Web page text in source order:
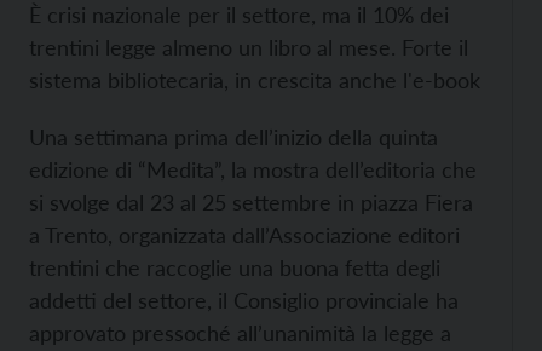
È crisi nazionale per il settore, ma il 10% dei
trentini legge almeno un libro al mese. Forte il
sistema bibliotecaria, in crescita anche l'e-book
Una settimana prima dell’inizio della quinta
edizione di “Medita”, la mostra dell’editoria che
si svolge dal 23 al 25 settembre in piazza Fiera
a Trento, organizzata dall’Associazione editori
trentini che raccoglie una buona fetta degli
addetti del settore, il Consiglio provinciale ha
approvato pressoché all’unanimità la legge a